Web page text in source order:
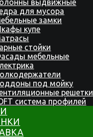
выдвижные
для мусора
замки
купе
стойки
мебельные
под мойку
решетки
система профилей